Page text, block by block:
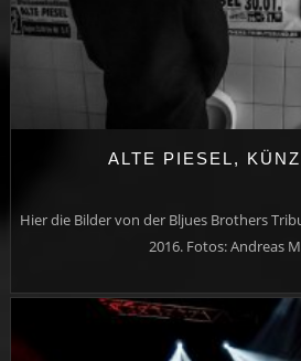
ALTE PIESEL,
Hier die Bilder von der Bljues Brothers
2016. Fotos: Andreas